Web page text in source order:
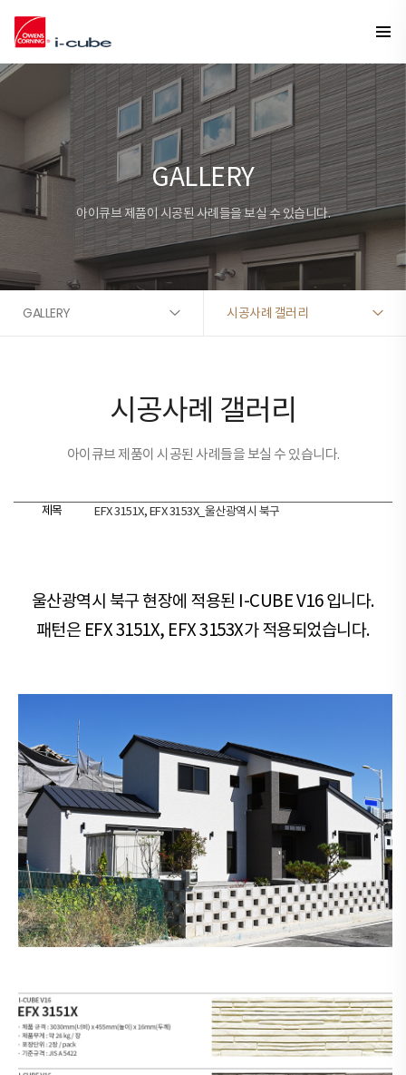
GALLERY
아이큐브 제품이 시공된 사례들을 보실 수 있습니다.
GALLERY 시공사례 갤러리
시공사례 갤러리
아이큐브 제품이 시공된 사례들을 보실 수 있습니다.
제목 EFX 3151X, EFX 3153X_울산광역시 북구
울산광역시 북구 현장에 적용된 I-CUBE V16 입니다.
패턴은 EFX 3151X, EFX 3153X가 적용되었습니다.